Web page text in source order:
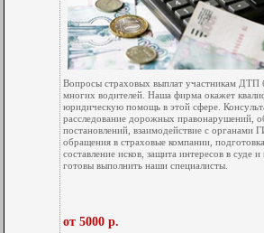
Вопросы страховых выплат участникам ДТП
многих водителей. Наша фирма окажет
юридическую помощь в этой сфере.
расследование дорожных правонарушений,
постановлений, взаимодействие с органами
обращения в страховые компании,
составление исков, защита интересов в суде
готовы выполнить наши специалисты.
от 5000 р.